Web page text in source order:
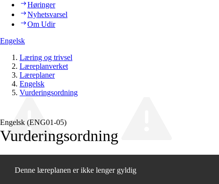
Høringer
Nyhetsvarsel
Om Udir
Engelsk
Læring og trivsel
Læreplanverket
Læreplaner
Engelsk
Vurderingsordning
Engelsk (ENG01‑05)
Vurderingsordning
Denne læreplanen er ikke lenger gyldig